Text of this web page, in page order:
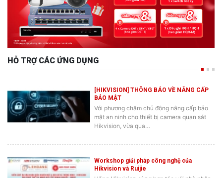
HỖ TRỢ CÁC ỨNG DỤNG
[HIKVISION] THÔNG BÁO VỀ NÂNG CẤP
BẢO MẬT
Với phương châm chủ động nâng cấp bảo
mật an ninh cho thiết bị camera quan sát
Hikvision, vừa qua…
Workshop giải pháp công nghệ của
Hikvision và Ruijie